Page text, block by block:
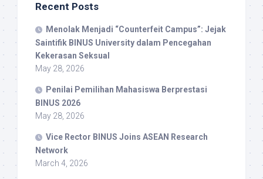
Recent Posts
Menolak Menjadi “Counterfeit Campus”: Jejak
Saintifik BINUS University dalam Pencegahan
Kekerasan Seksual
May 28, 2026
Penilai Pemilihan Mahasiswa Berprestasi
BINUS 2026
May 28, 2026
Vice Rector BINUS Joins ASEAN Research
Network
March 4, 2026